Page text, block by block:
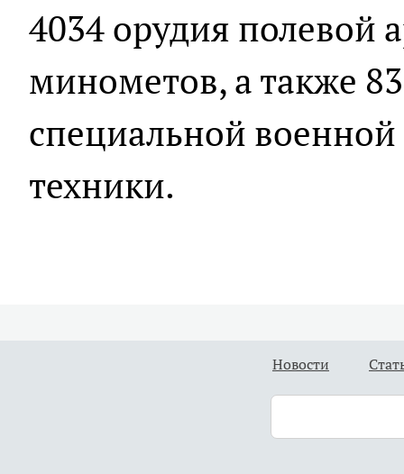
4034 орудия полевой
минометов, а также
специальной
техники.
Новости